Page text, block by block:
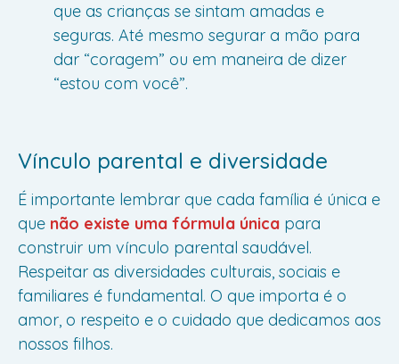
que as crianças se sintam amadas e
seguras. Até mesmo segurar a mão para
dar “coragem” ou em maneira de dizer
“estou com você”.
Vínculo parental e diversidade
É importante lembrar que cada família é única e
que não existe uma fórmula única para
construir um vínculo parental saudável.
Respeitar as diversidades culturais, sociais e
familiares é fundamental. O que importa é o
amor, o respeito e o cuidado que dedicamos aos
nossos filhos.